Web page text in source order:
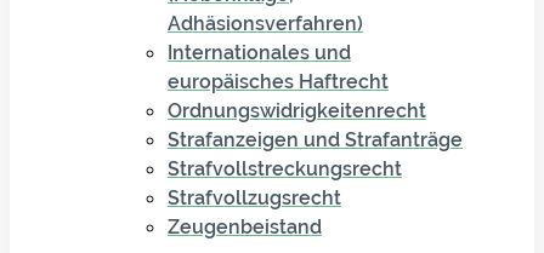
Adhäsionsverfahren)
Internationales und
europäisches Haftrecht
Ordnungswidrigkeitenrecht
Strafanzeigen und Strafanträge
Strafvollstreckungsrecht
Strafvollzugsrecht
Zeugenbeistand